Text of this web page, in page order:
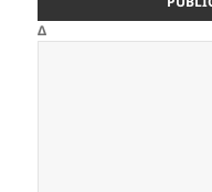
Δ